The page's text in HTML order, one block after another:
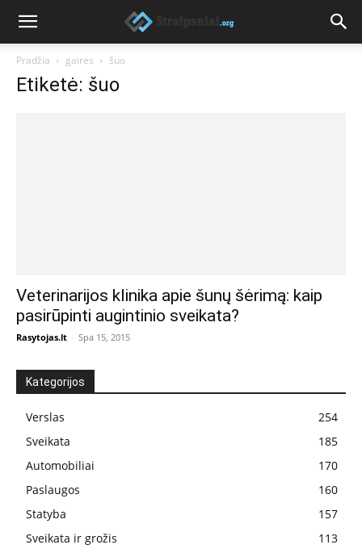
Pradžia gairės šuo
Etiketė: šuo
Veterinarijos klinika apie šunų šėrimą: kaip
pasirūpinti augintinio sveikata?
Rasytojas.lt - Spa 15, 2015
Kategorijos
Verslas
254
Sveikata
185
Automobiliai
170
Paslaugos
160
Statyba
157
Sveikata ir grožis
113